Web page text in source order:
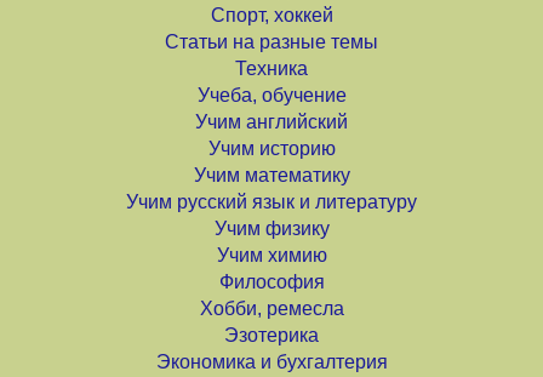
Спорт, хоккей
Статьи на разные темы
Техника
Учеба, обучение
Учим английский
Учим историю
Учим математику
Учим русский язык и литературу
Учим физику
Учим химию
Философия
Хобби, ремесла
Эзотерика
Экономика и бухгалтерия